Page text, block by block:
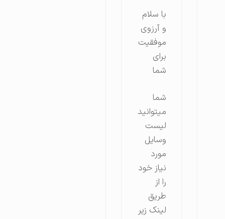
با سلام
و آرزوی
موفقیت
میتوانید
لیست
وسایل
مورد
نیاز خود
طریق
لینک زیر